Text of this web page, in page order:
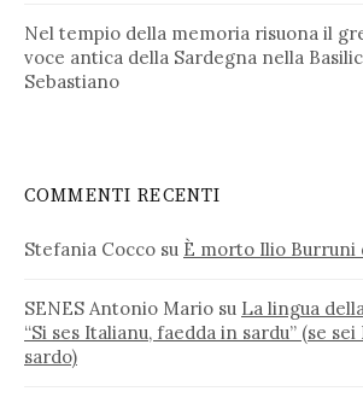
Nel tempio della memoria risuona il
voce antica della Sardegna nella
Sebastiano
COMMENTI RECENTI
Stefania Cocco su È morto Ilio Burruni
SENES Antonio Mario su La lingua
“Si ses Italianu, faedda in sardu” (se
sardo)